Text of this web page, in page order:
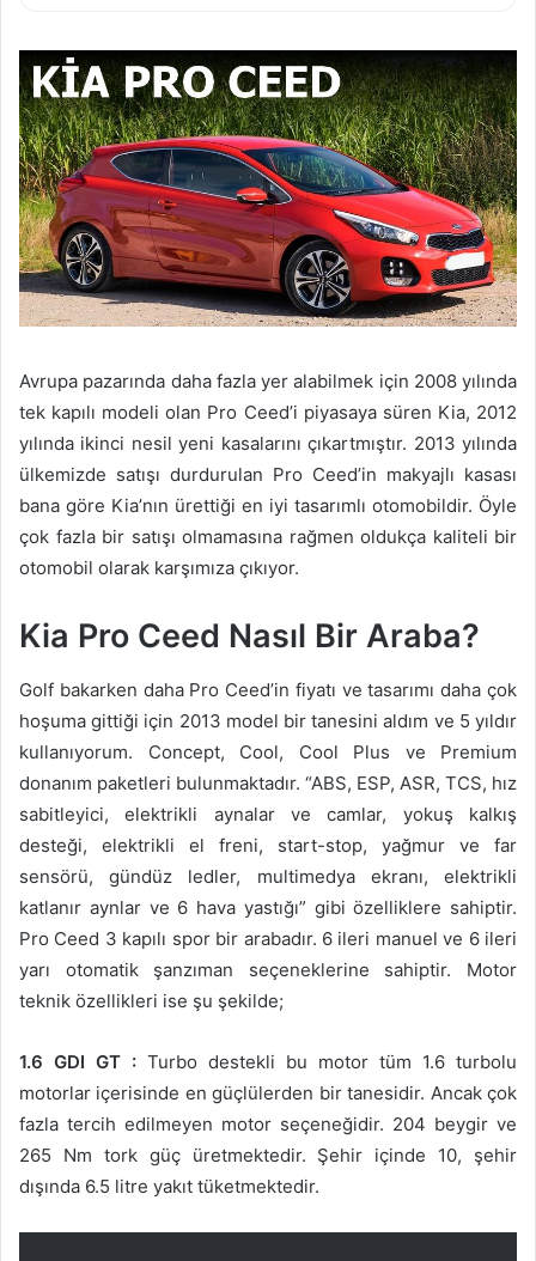
Avrupa pazarında daha fazla yer alabilmek için 2008 yılında
tek kapılı modeli olan Pro Ceed’i piyasaya süren Kia, 2012
yılında ikinci nesil yeni kasalarını çıkartmıştır. 2013 yılında
ülkemizde satışı durdurulan Pro Ceed’in makyajlı kasası
bana göre Kia’nın ürettiği en iyi tasarımlı otomobildir. Öyle
çok fazla bir satışı olmamasına rağmen oldukça kaliteli bir
otomobil olarak karşımıza çıkıyor.
Kia Pro Ceed Nasıl Bir Araba?
Golf bakarken daha Pro Ceed’in fiyatı ve tasarımı daha çok
hoşuma gittiği için 2013 model bir tanesini aldım ve 5 yıldır
kullanıyorum. Concept, Cool, Cool Plus ve Premium
donanım paketleri bulunmaktadır. “ABS, ESP, ASR, TCS, hız
sabitleyici, elektrikli aynalar ve camlar, yokuş kalkış
desteği, elektrikli el freni, start-stop, yağmur ve far
sensörü, gündüz ledler, multimedya ekranı, elektrikli
katlanır aynlar ve 6 hava yastığı” gibi özelliklere sahiptir.
Pro Ceed 3 kapılı spor bir arabadır. 6 ileri manuel ve 6 ileri
yarı otomatik şanzıman seçeneklerine sahiptir. Motor
teknik özellikleri ise şu şekilde;
1.6 GDI GT : Turbo destekli bu motor tüm 1.6 turbolu
motorlar içerisinde en güçlülerden bir tanesidir. Ancak çok
fazla tercih edilmeyen motor seçeneğidir. 204 beygir ve
265 Nm tork güç üretmektedir. Şehir içinde 10, şehir
dışında 6.5 litre yakıt tüketmektedir.